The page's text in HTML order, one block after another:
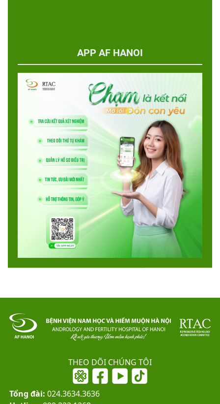
APP AF HANOI
THEO DÕI CHÚNG TÔI
Tổng đài: 024.3634.3636